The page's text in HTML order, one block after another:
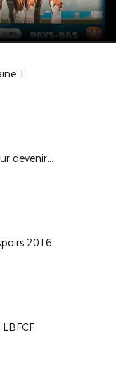
1
Stage "Trois jours pour devenir Arbitre"
2016